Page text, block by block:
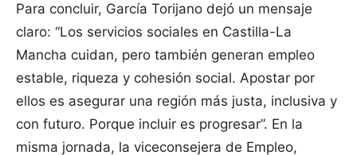
Para concluir, García Torijano dejó un mensaje
claro: “Los servicios sociales en Castilla-La
Mancha cuidan, pero también generan empleo
estable, riqueza y cohesión social. Apostar por
ellos es asegurar una región más justa, inclusiva y
con futuro. Porque incluir es progresar”. En la
misma jornada, la viceconsejera de Empleo,